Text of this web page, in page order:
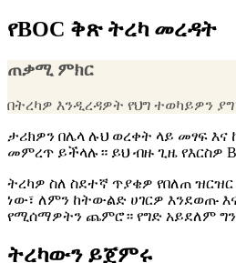
የBOC ቅጽ ትረካ መረዳት
ጠቃሚ ምክር
በትረካዎ እንዲረዳዎት የህግ ተወካይዎን
ታሪክዎን በሌላ ሉህ ወረቀት ላይ መፃፍ እና
መምረጥ ይችላሉ። ይህ ብዙ ጊዜ የእርስዎ
ትረካዎ ስለ ስደተኛ ጥያቄዎ የበለጠ
ነው፣ ለምን ከትውልድ ሀገርዎ እንደወጡ
የሚሰማዎትን ጨምሮ። የግድ አይደለም ግን
ትረካውን ይጀምሩ